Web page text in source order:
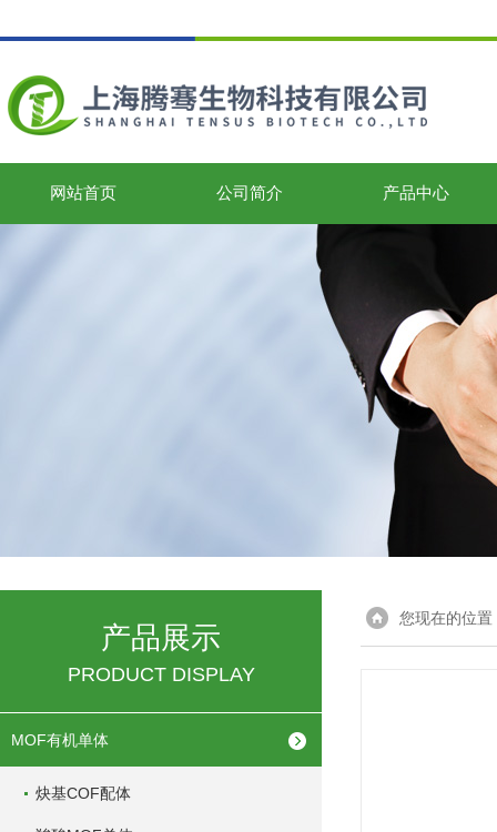
网站首页 公司简介 产品中心
产品展示
PRODUCT DISPLAY
MOF有机单体
炔基COF配体
您现在的位置